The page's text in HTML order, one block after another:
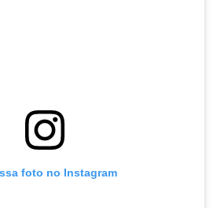
foto no Instagram